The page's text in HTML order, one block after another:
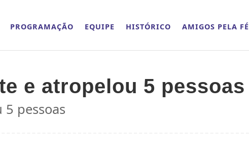
PROGRAMAÇÃO EQUIPE HISTÓRICO AMIGOS PELA FÉ
e atropelou 5 pessoas
pessoas